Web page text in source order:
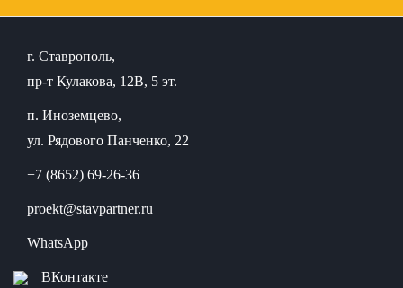
г. Ставрополь,
пр-т Кулакова, 12В, 5 эт.
п. Иноземцево,
ул. Рядового Панченко, 22
+7 (8652) 69-26-36
proekt@stavpartner.ru
WhatsApp
ВКонтакте